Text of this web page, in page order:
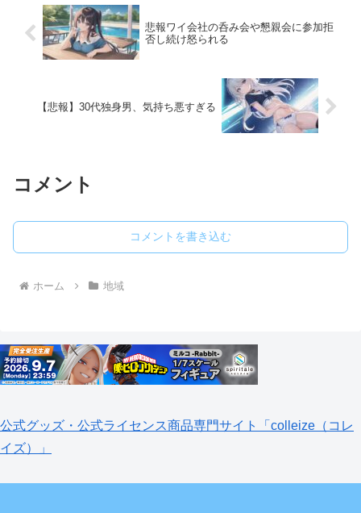
悲報ワイ会社の呑み会や懇親会に参加拒
否し続け怒られる
【悲報】30代独身男、気持ち悪すぎる
コメント
コメントを書き込む
ホーム 地域
公式グッズ・公式ライセンス商品専門サイト「colleize（コレ
イズ）」